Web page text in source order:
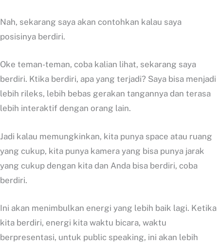
Nah, sekarang saya akan contohkan kalau saya
posisinya berdiri.
Oke teman-teman, coba kalian lihat, sekarang saya
berdiri. Ktika berdiri, apa yang terjadi? Saya bisa menjadi
lebih rileks, lebih bebas gerakan tangannya dan terasa
lebih interaktif dengan orang lain.
Jadi kalau memungkinkan, kita punya space atau ruang
yang cukup, kita punya kamera yang bisa punya jarak
yang cukup dengan kita dan Anda bisa berdiri, coba
berdiri.
Ini akan menimbulkan energi yang lebih baik lagi. Ketika
kita berdiri, energi kita waktu bicara, waktu
berpresentasi, untuk public speaking, ini akan lebih